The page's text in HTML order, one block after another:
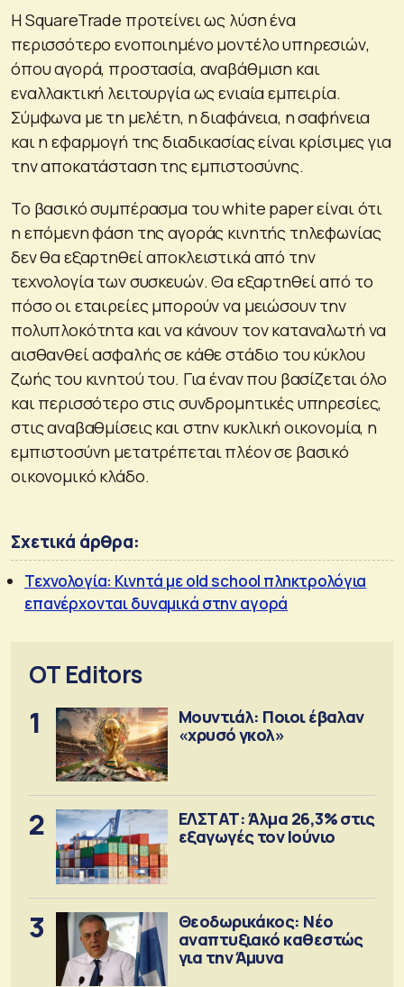
Η SquareTrade προτείνει ως λύση ένα
περισσότερο ενοποιημένο μοντέλο υπηρεσιών,
όπου αγορά, προστασία, αναβάθμιση και
εναλλακτική λειτουργία ως ενιαία εμπειρία.
Σύμφωνα με τη μελέτη, η διαφάνεια, η σαφήνεια
και η εφαρμογή της διαδικασίας είναι κρίσιμες για
την αποκατάσταση της εμπιστοσύνης.
Το βασικό συμπέρασμα του white paper είναι ότι
η επόμενη φάση της αγοράς κινητής τηλεφωνίας
δεν θα εξαρτηθεί αποκλειστικά από την
τεχνολογία των συσκευών. Θα εξαρτηθεί από το
πόσο οι εταιρείες μπορούν να μειώσουν την
πολυπλοκότητα και να κάνουν τον καταναλωτή να
αισθανθεί ασφαλής σε κάθε στάδιο του κύκλου
ζωής του κινητού του. Για έναν που βασίζεται όλο
και περισσότερο στις συνδρομητικές υπηρεσίες,
στις αναβαθμίσεις και στην κυκλική οικονομία, η
εμπιστοσύνη μετατρέπεται πλέον σε βασικό
οικονομικό κλάδο.
Σχετικά άρθρα:
Τεχνολογία: Κινητά με old school πληκτρολόγια
επανέρχονται δυναμικά στην αγορά
OT Editors
1
Μουντιάλ: Ποιοι έβαλαν
«χρυσό γκολ»
2
ΕΛΣΤΑΤ: Άλμα 26,3% στις
εξαγωγές τον Ιούνιο
3
Θεοδωρικάκος: Νέο
αναπτυξιακό καθεστώς
για την Άμυνα